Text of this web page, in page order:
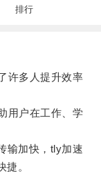
排行
多人提升效率
户在工作、学
加快，tly加速
。